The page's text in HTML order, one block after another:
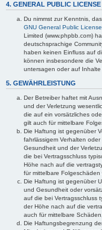
4. GENERAL PUBLIC LICENSE
Du nimmst zur Kenntnis,
GNU General Public
Limited (www.phpbb.com)
deutschsprachige
haben keinen Einfluss auf
können insbesondere die
untersagen oder auf Inhalte
5. GEWÄHRLEISTUNG
Der Betreiber haftet mit
und der Verletzung
die auf ein vorsätzliches
gilt auch für mittelbare
Die Haftung ist gegenüber
fahrlässigem Verhalten
Gesundheit und der
die bei Vertragsschluss
Höhe nach auf die
für mittelbare
Die Haftung ist gegenüber
und Gesundheit oder
auf die bei Vertragsschluss
der Höhe nach auf die
auch für mittelbare
Die Haftungsbegrenzung